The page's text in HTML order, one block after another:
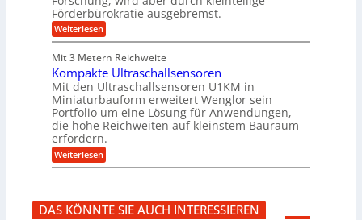
L
w
e
i
t
e
r
e
n
t
w
i
c
k
e
b
r
i
d
-
u
g
e
l
a
g
e
r
e
r
z
i
e
t
U
m
s
a
t
z
k
n
p
ü
Förderbürokratie ausgebremst.
Weiterlesen:
M
s
c
h
i
n
e
n
b
a
u
r
Mit 3 Metern Reichweite
Kompakte Ultraschallsensoren
Mit den Ultraschallsensoren U1KM in
Miniaturbauform erweitert Wenglor sein
Portfolio um eine Lösung für Anwendungen,
die hohe Reichweiten auf kleinstem Bauraum
erfordern.
Weiterlesen:
K
p
a
DAS KÖNNTE SIE AUCH INTERESSIEREN